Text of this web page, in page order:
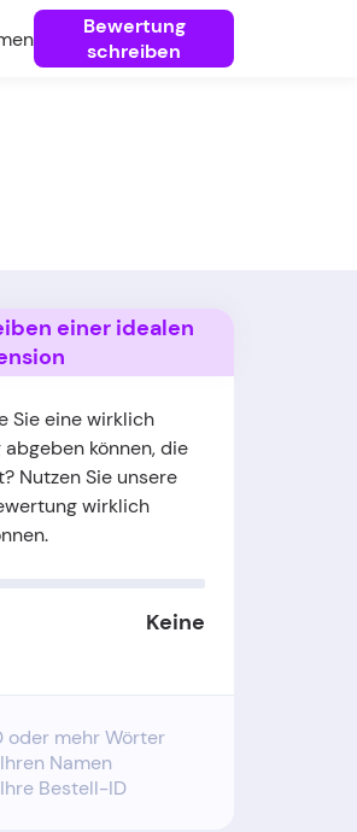
Bewertung
schreiben
einer idealen
Sie eine wirklich
können, die
Nutzen Sie unsere
wirklich
Keine
oder mehr Wörter
Namen
Bestell-ID